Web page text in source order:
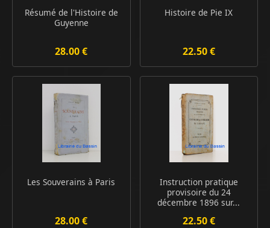
Résumé de l'Histoire de
Guyenne
28.00 €
Histoire de Pie IX
22.50 €
Les Souverains à Paris
28.00 €
Instruction pratique
provisoire du 24
décembre 1896 sur...
22.50 €